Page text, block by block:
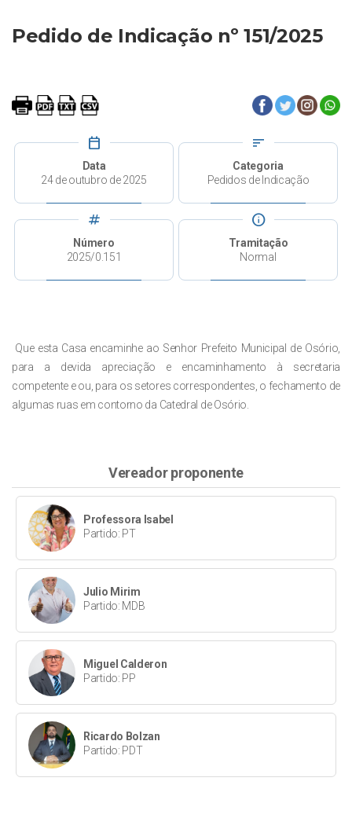
Pedido de Indicação nº 151/2025
calendar_today
Data
24 de outubro de 2025
sort
Categoria
Pedidos de Indicação
tag
Número
2025/0.151
info
Tramitação
Normal
Que esta Casa encaminhe ao Senhor Prefeito Municipal de Osório,
para a devida apreciação e encaminhamento à secretaria
competente e ou, para os setores correspondentes, o fechamento de
algumas ruas em contorno da Catedral de Osório.
Vereador proponente
Professora Isabel
Partido: PT
Julio Mirim
Partido: MDB
Miguel Calderon
Partido: PP
Ricardo Bolzan
Partido: PDT